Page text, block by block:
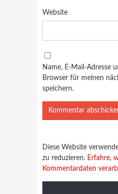
Website
Name, E-Mail-Adresse
Browser für meinen
speichern.
Diese Website
zu reduzieren. Erfahre,
Kommentardaten